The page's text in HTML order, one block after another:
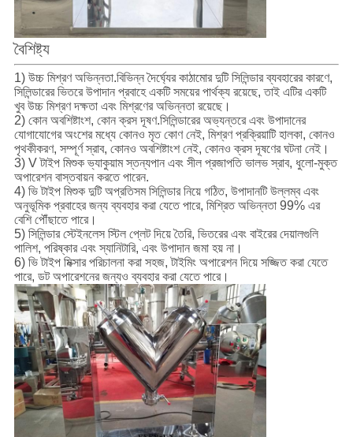
বৈশিষ্ট্য
1) উচ্চ মিশ্রণ অভিন্নতা.বিভিন্ন দৈর্ঘ্যের কাঠামোর দুটি সিলিন্ডার ব্যবহারের কারণে,
সিলিন্ডারের ভিতরে উপাদান প্রবাহে একটি সময়ের পার্থক্য রয়েছে, তাই এটির একটি
খুব উচ্চ মিশ্রণ দক্ষতা এবং মিশ্রণের অভিন্নতা রয়েছে।
2) কোন অবশিষ্টাংশ, কোন ক্রস দূষণ.সিলিন্ডারের অভ্যন্তরে এবং উপাদানের
যোগাযোগের অংশের মধ্যে কোনও মৃত কোণ নেই, মিশ্রণ প্রক্রিয়াটি হালকা, কোনও
পৃথকীকরণ, সম্পূর্ণ স্রাব, কোনও অবশিষ্টাংশ নেই, কোনও ক্রস দূষণের ঘটনা নেই।
3) V টাইপ মিশুক ভ্যাকুয়াম স্তন্যপান এবং সীল প্রজাপতি ভালভ স্রাব, ধুলো-মুক্ত
অপারেশন বাস্তবায়ন করতে পারেন.
4) ভি টাইপ মিশুক দুটি অপ্রতিসম সিলিন্ডার নিয়ে গঠিত, উপাদানটি উল্লম্ব এবং
অনুভূমিক প্রবাহের জন্য ব্যবহার করা যেতে পারে, মিশ্রিত অভিন্নতা 99% এর
বেশি পৌঁছাতে পারে।
5) সিলিন্ডার স্টেইনলেস স্টিল প্লেট দিয়ে তৈরি, ভিতরের এবং বাইরের দেয়ালগুলি
পালিশ, পরিষ্কার এবং স্যানিটারি, এবং উপাদান জমা হয় না।
6) ভি টাইপ মিক্সার পরিচালনা করা সহজ, টাইমিং অপারেশন দিয়ে সজ্জিত করা যেতে
পারে, ডট অপারেশনের জন্যও ব্যবহার করা যেতে পারে।